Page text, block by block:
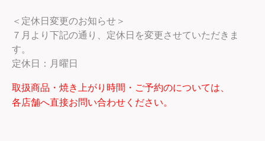
＜定休日変更のお知らせ＞
７月より下記の通り、定休日を変更させていただきま
す。
定休日：月曜日
取扱商品・焼き上がり時間・ご予約のについては、
各店舗へ直接お問い合わせください。